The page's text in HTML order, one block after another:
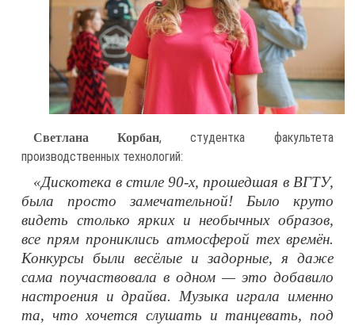
Светлана Корбан, студентка факультета
производственных технологий:
«Дискотека в стиле 90-х, прошедшая в ВГТУ,
была просто замечательной! Было круто
видеть столько ярких и необычных образов,
все прям прониклись атмосферой тех времён.
Конкурсы были весёлые и задорные, я даже
сама поучаствовала в одном — это добавило
настроения и драйва. Музыка играла именно
та, что хочется слушать и танцевать, под